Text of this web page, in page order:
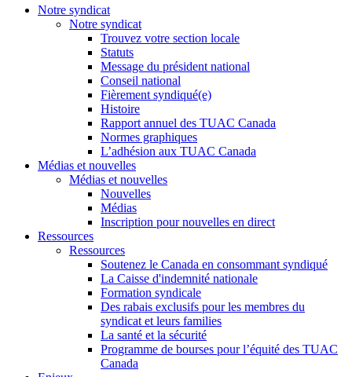
Notre syndicat
Notre syndicat
Trouvez votre section locale
Statuts
Message du président national
Conseil national
Fièrement syndiqué(e)
Histoire
Rapport annuel des TUAC Canada
Normes graphiques
L’adhésion aux TUAC Canada
Médias et nouvelles
Médias et nouvelles
Nouvelles
Médias
Inscription pour nouvelles en direct
Ressources
Ressources
Soutenez le Canada en consommant syndiqué
La Caisse d'indemnité nationale
Formation syndicale
Des rabais exclusifs pour les membres du
syndicat et leurs families
La santé et la sécurité
Programme de bourses pour l’équité des TUAC
Canada